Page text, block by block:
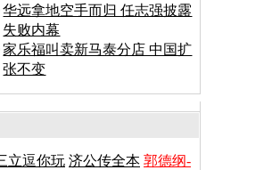
华远拿地空手而归 任志强披露
失败内幕
家乐福叫卖新马泰分店 中国扩
张不变
立逗你玩 济公传全本 郭德纲-